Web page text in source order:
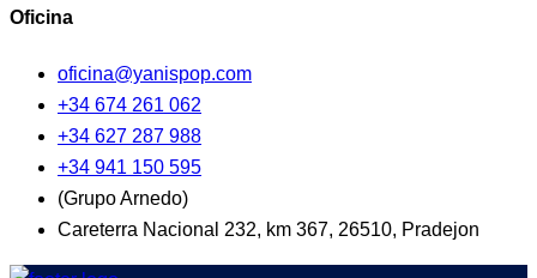
Oficina
oficina@yanispop.com
+34 674 261 062
+34 627 287 988
+34 941 150 595
(Grupo Arnedo)
Careterra Nacional 232, km 367, 26510, Pradejon